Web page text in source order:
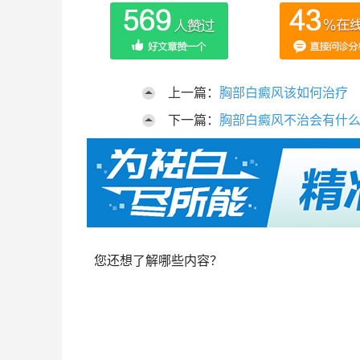
上一篇： 胸部白癜风该如何治疗
下一篇： 胸部白癜风不治会有什
您还想了解哪些内容？